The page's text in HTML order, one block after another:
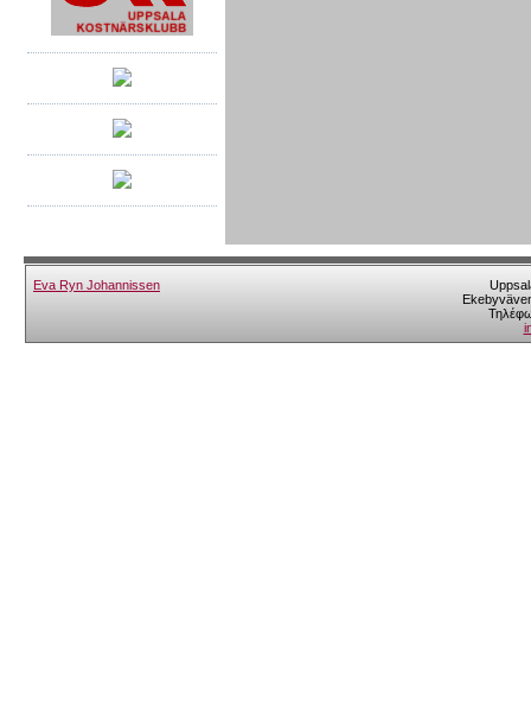
Eva Ryn Johannissen